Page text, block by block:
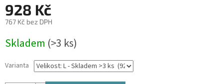
928 Kč
767 Kč bez DPH
cena:
Skladem (>3 ks)
Varianta